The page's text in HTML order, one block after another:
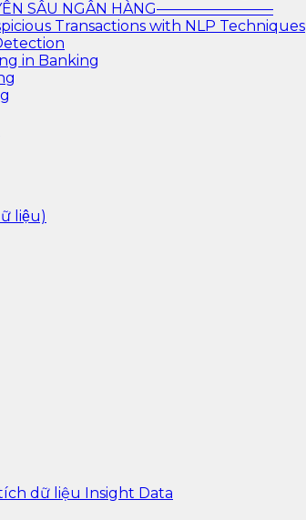
SÂU NGÂN HÀNG————————
Transactions with NLP Techniques
in Banking
liệu)
dữ liệu Insight Data